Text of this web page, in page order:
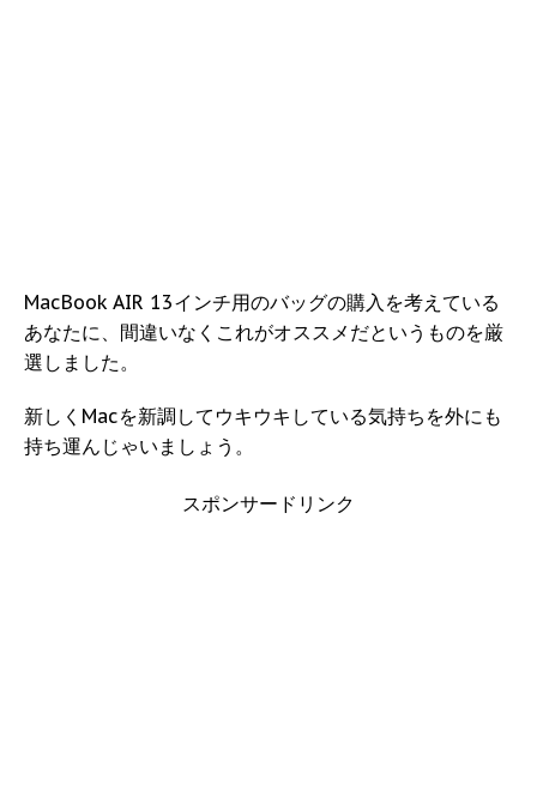
MacBook AIR 13インチ用のバッグの購入を考えている
あなたに、間違いなくこれがオススメだというものを厳
選しました。
新しくMacを新調してウキウキしている気持ちを外にも
持ち運んじゃいましょう。
スポンサードリンク